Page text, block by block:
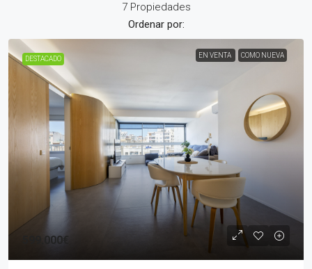
7 Propiedades
Ordenar por:
DESTACADO EN VENTA COMO NUEVA
599.000€